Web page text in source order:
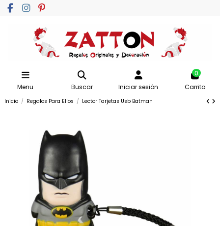
Menu Buscar Iniciar sesión
0
Carrito
Inicio Regalos Para Ellos Lector Tarjetas Usb Batman